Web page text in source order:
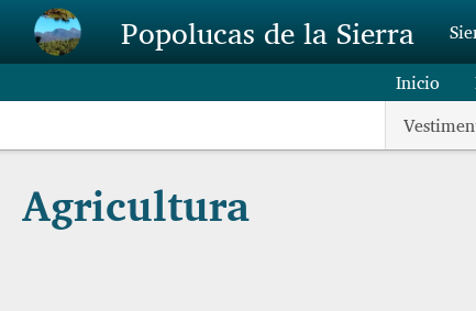
Skip to main contentPopolucas de la Sierra
Inicio
Agricultura